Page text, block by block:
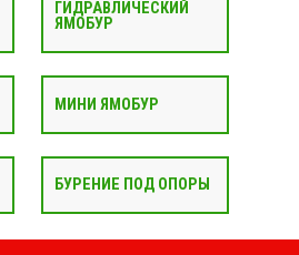
ГИДРАВЛИЧЕСКИЙ
ЯМОБУР
МИНИ ЯМОБУР
БУРЕНИЕ ПОД ОПОРЫ